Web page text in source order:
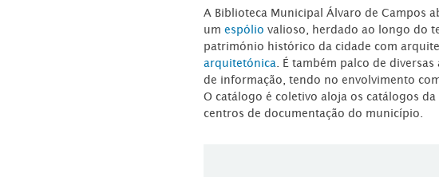
A Biblioteca Municipal Álvaro de Campos
um espólio valioso, herdado ao longo do
património histórico da cidade com
arquitetónica . É também palco de
de informação, tendo no envolvimento
O catálogo é coletivo aloja os catálogos
centros de documentação do município.